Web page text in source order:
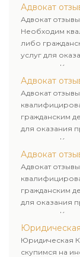
юридических
клиенту.
Адвокат
Адвокат
Необходим
либо
услуг для
клиентам.
юридических
клиенту.
Адвокат
Адвокат
гражданским
для оказания
клиентам.
юридических
клиенту.
Адвокат
Адвокат
гражданским
для оказания
клиентам.
юридических
клиенту.
Юридическая
скупимся на